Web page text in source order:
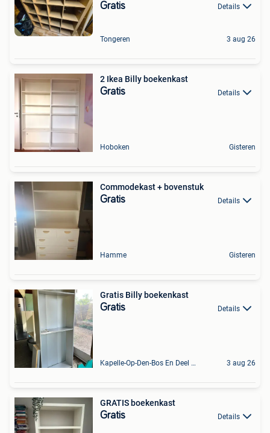
Gratis Details
Tongeren 3 aug 26
2 Ikea Billy boekenkast
Gratis Details
Hoboken Gisteren
Commodekast + bovenstuk
Gratis Details
Hamme Gisteren
Gratis Billy boekenkast
Gratis Details
Kapelle-Op-Den-Bos En Deel Van Zemst 3 aug 26
GRATIS boekenkast
Gratis Details